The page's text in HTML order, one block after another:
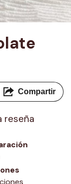
Compartir
reseña